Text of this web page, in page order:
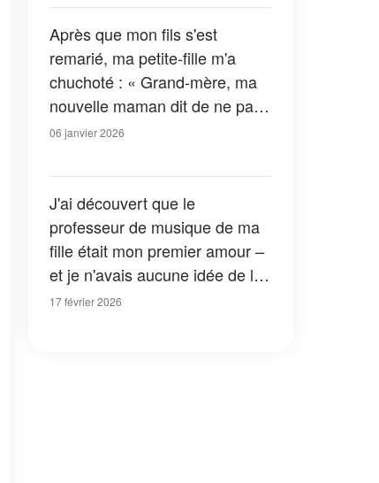
Après que mon fils s'est
remarié, ma petite-fille m'a
chuchoté : « Grand-mère, ma
nouvelle maman dit de ne pas
parler de certaines choses à
parlait
06 janvier 2026
J'ai découvert que le
professeur de musique de ma
fille était mon premier amour –
et je n'avais aucune idée de la
raison pour laquelle il essayait
17 février 2026